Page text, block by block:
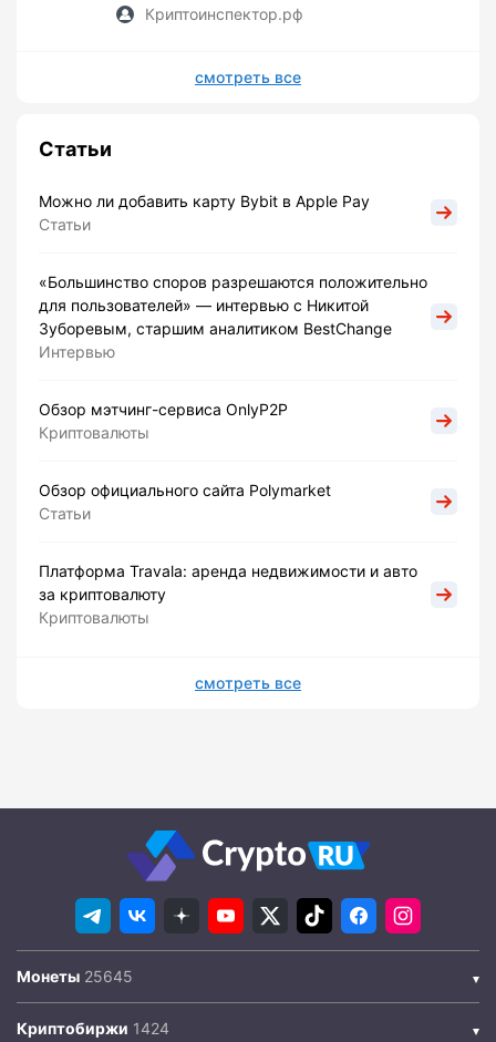
Криптоинспектор.рф
смотреть все
Статьи
Можно ли добавить карту Bybit в Apple Pay
Статьи
«Большинство споров разрешаются положительно
для пользователей» — интервью с Никитой
Зуборевым, старшим аналитиком BestChange
Интервью
Обзор мэтчинг-сервиса OnlyP2P
Криптовалюты
Обзор официального сайта Polymarket
Статьи
Платформа Travala: аренда недвижимости и авто
за криптовалюту
Криптовалюты
смотреть все
Монеты
Криптобиржи